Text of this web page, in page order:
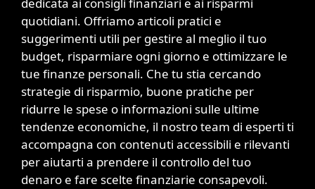
dedicata ai consigli finanziari e ai risparmi
quotidiani. Offriamo articoli pratici e
suggerimenti utili per gestire al meglio il tuo
budget, risparmiare ogni giorno e ottimizzare le
tue finanze personali. Che tu stia cercando
strategie di risparmio, buone pratiche per
ridurre le spese o informazioni sulle ultime
tendenze economiche, il nostro team di esperti ti
accompagna con contenuti accessibili e rilevanti
per aiutarti a prendere il controllo del tuo
denaro e fare scelte finanziarie consapevoli.